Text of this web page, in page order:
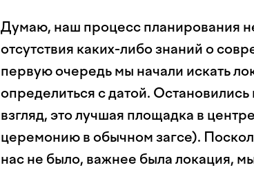
Думаю, наш процесс планирования
отсутствия каких-либо знаний о
первую очередь мы начали искать
определиться с датой.
взгляд, это лучшая площадка в
церемонию в обычном загсе).
нас не было, важнее была локация,